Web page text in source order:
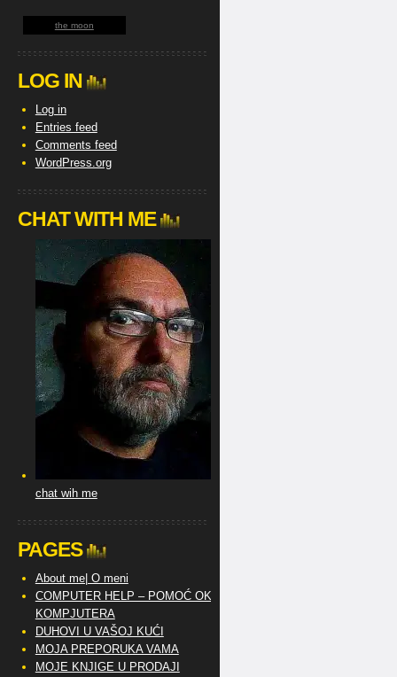
the moon
LOG IN
Log in
Entries feed
Comments feed
WordPress.org
CHAT WITH ME
chat wih me
PAGES
About me| O meni
COMPUTER HELP – POMOĆ OKO
KOMPJUTERA
DUHOVI U VAŠOJ KUĆI
MOJA PREPORUKA VAMA
MOJE KNJIGE U PRODAJI